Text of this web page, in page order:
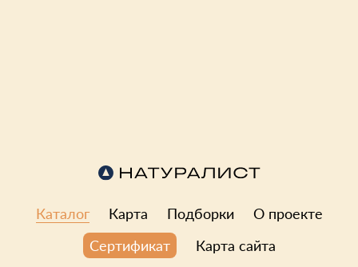
Каталог Карта Подборки
О проекте
Сертификат
Карта сайта